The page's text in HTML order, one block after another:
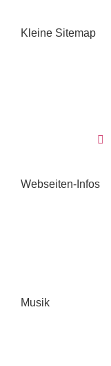
Kleine Sitemap
Webseiten-Infos
Musik